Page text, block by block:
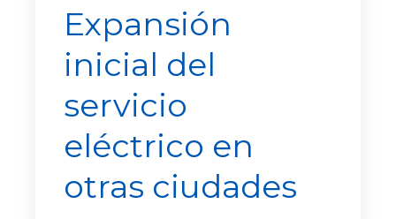
Expansión
inicial del
servicio
eléctrico en
otras ciudades